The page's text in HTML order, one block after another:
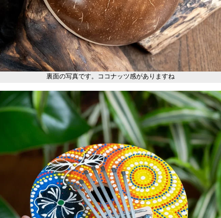
裏面の写真です。ココナッツ感がありますね